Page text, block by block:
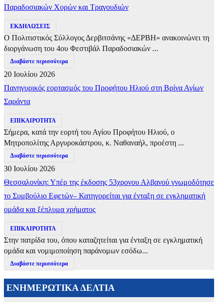
Παραδοσιακών Χορών και Τραγουδιών
ΕΚΔΗΛΩΣΕΙΣ
Ο Πολιτιστικός Σύλλογος Δερβιτσάνης «ΔΕΡΒΗ» ανακοινώνει τη
διοργάνωση του 4ου Φεστιβάλ Παραδοσιακών ...
Διαβάστε περισσότερα
20 Ιουλίου 2026
Πανηγυρικός εορτασμός του Προφήτου Ηλιού στη Βρίνα Αγίων
Σαράντα
ΕΠΙΚΑΙΡΟΤΗΤΑ
Σήμερα, κατά την εορτή του Αγίου Προφήτου Ηλιού, ο
Μητροπολίτης Αργυροκάστρου, κ. Ναθαναήλ, προέστη ...
Διαβάστε περισσότερα
30 Ιουλίου 2026
Θεσσαλονίκη: Υπέρ της έκδοσης 53χρονου Αλβανού γνωμοδότησε
το Συμβούλιο Εφετών– Κατηγορείται για ένταξη σε εγκληματική
ομάδα και ξέπλυμα χρήματος
ΕΠΙΚΑΙΡΟΤΗΤΑ
Στην πατρίδα του, όπου καταζητείται για ένταξη σε εγκληματική
ομάδα και νομιμοποίηση παράνομων εσόδω...
Διαβάστε περισσότερα
ΕΝΗΜΕΡΩΤΙΚΑ ΔΕΛΤΙΑ